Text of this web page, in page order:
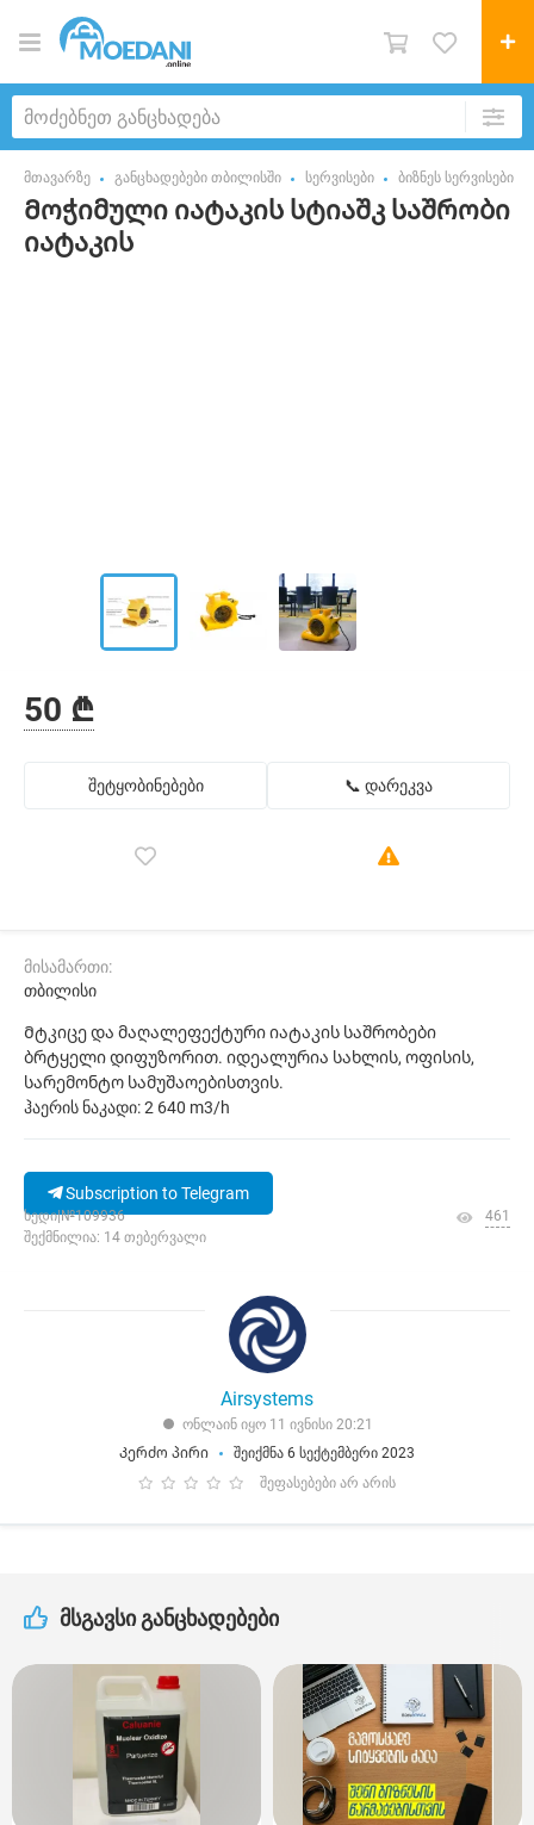
მთავარზე განცხადებები თბილისში სერვისები ბიზნეს სერვისები
Მოჭიმული იატაკის სტიაშკ საშრობი
იატაკის
50 ₾
შეტყობინებები 📞 დარეკვა
მისამართი:
თბილისი
Მტკიცე და მაღალეფექტური იატაკის საშრობები
ბრტყელი დიფუზორით. იდეალურია სახლის, ოფისის,
სარემონტო სამუშაოებისთვის.
ჰაერის ნაკადი: 2 640 m3/h
Subscription to Telegram
ხედი|№109936
შექმნილია: 14 თებერვალი
461
Airsystems
ონლაინ იყო 11 ივნისი 20:21
Კერძო პირი
შეიქმნა 6 სექტემბერი 2023
შეფასებები არ არის
მსგავსი განცხადებები